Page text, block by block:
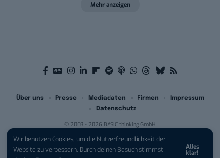
Wir benutzen Cookies, um die Nutzerfreundlichkeit der
Website zu verbessern. Durch deinen Besuch stimmst
Alles
klar!
Mehr anzeigen
© 2003 - 2026 BASIC thinking GmbH
Über uns Presse Mediadaten Firmen
Impressum
Datenschutz
iPhone 17 Pro sichern:Für 1 € +